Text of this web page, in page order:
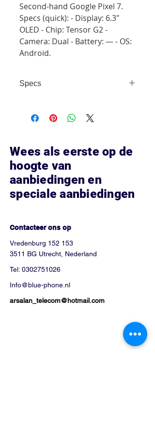
Second-hand Google Pixel 7.
Specs (quick): - Display: 6.3"
OLED - Chip: Tensor G2 -
Camera: Dual - Battery: — - OS:
Android.
Specs
G2 - Camera: Dual - Battery: — -
OS: Android
Wees als eerste op de
hoogte van
aanbiedingen en
speciale aanbiedingen
Contacteer ons op
Vredenburg 152 153
3511 BG Utrecht, Nederland
Tel: 0302751026
Info@blue-phone.nl
arsalan_telecom@hotmail.com